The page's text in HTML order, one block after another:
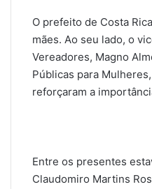
O prefeito de Costa
mães. Ao seu lado, o
Vereadores, Magno
Públicas para
reforçaram a
Entre os presentes
Claudomiro Martins